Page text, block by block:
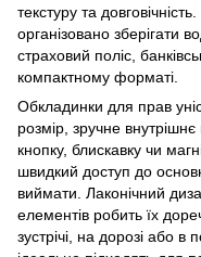
текстуру та
організовано зберігати
страховий поліс,
компактному форматі.
Обкладинки для прав
розмір, зручне
кнопку, блискавку чи
швидкий доступ до
виймати. Лаконічний
елементів робить їх
зустрічі, на дорозі або